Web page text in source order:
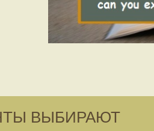
ВЫБИРАЮТ